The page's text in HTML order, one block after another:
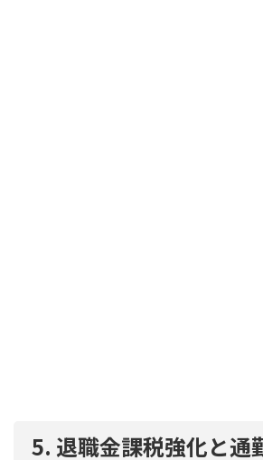
5. 退職金課税強化と通